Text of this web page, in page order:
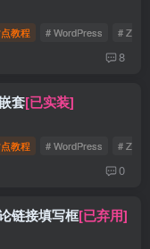
教程 # WordPress # Zibll
8
套[已实装]
教程 # WordPress # Zibll
0
链接填写框[已弃用]